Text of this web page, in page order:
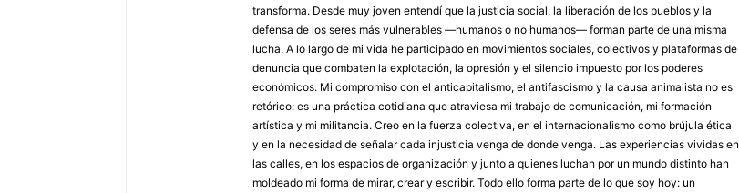
transforma. Desde muy joven entendí que la justicia social, la liberación de los pueblos y la
defensa de los seres más vulnerables —humanos o no humanos— forman parte de una misma
lucha. A lo largo de mi vida he participado en movimientos sociales, colectivos y plataformas de
denuncia que combaten la explotación, la opresión y el silencio impuesto por los poderes
económicos. Mi compromiso con el anticapitalismo, el antifascismo y la causa animalista no es
retórico: es una práctica cotidiana que atraviesa mi trabajo de comunicación, mi formación
artística y mi militancia. Creo en la fuerza colectiva, en el internacionalismo como brújula ética
y en la necesidad de señalar cada injusticia venga de donde venga. Las experiencias vividas en
las calles, en los espacios de organización y junto a quienes luchan por un mundo distinto han
moldeado mi forma de mirar, crear y escribir. Todo ello forma parte de lo que soy hoy: un